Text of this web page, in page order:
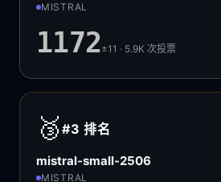
MISTRAL
1172±11 · 5.9K次投票
🥉 #3排名
mistral-small-2506
MISTRAL